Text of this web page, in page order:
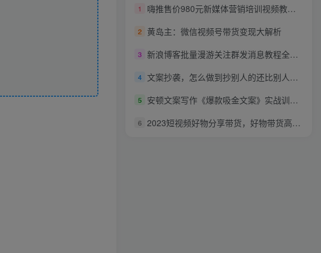
1 嗨推售价980元新媒体营销培训视频教程（8课）
2 黄岛主：微信视频号带货变现大解析
3 新浪博客批量漫游关注群发消息教程全自动引流赚钱（附软件）
4 文案抄袭，怎么做到抄别人的还比别人赚的多
5 安顿文案写作《爆款吸金文案》实战训练营，30天开启文案赚钱之旅
6 2023短视频好物分享带货，好物带货高级教程，高手一句点拨，新手也能快速上手